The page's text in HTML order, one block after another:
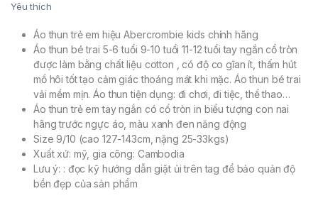
Yêu thích
Áo thun trẻ em hiệu Abercrombie kids chính hãng
Áo thun bé trai 5-6 tuổi 9-10 tuổi 11-12 tuổi tay ngắn cổ tròn
được làm bằng chất liệu cotton , có độ co gĩan ít, thấm hút
mồ hôi tốt tạo cảm giác thoáng mát khi mặc. Áo thun bé trai
vải mềm mịn. Áo thun tiện dụng: đi chơi, đi tiệc, thể thao…
Áo thun trẻ em tay ngắn có cổ tròn in biểu tượng con nai
hãng trước ngực áo, màu xanh đen năng động
Size 9/10 (cao 127-143cm, nặng 25-33kgs)
Xuất xứ: mỹ, gia công: Cambodia
Lưu ý: : đọc kỹ hướng dẫn giặt ủi trên tag để bảo quản độ
bền đẹp của sản phẩm